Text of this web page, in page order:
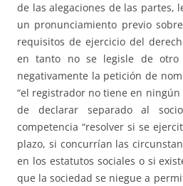
de las alegaciones de las partes,
un pronunciamiento previo
requisitos de ejercicio del
en tanto no se legisle de otro
negativamente la petición de
“el registrador no tiene en
de declarar separado al
competencia “resolver si se
plazo, si concurrían las
en los estatutos sociales o si
que la sociedad se niegue a